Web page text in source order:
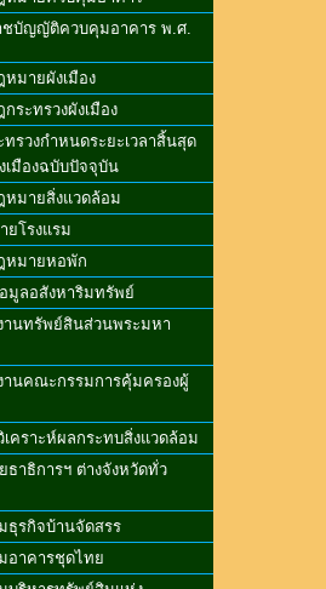
ชบัญญัติควบคุมอาคาร พ.ศ.
หมายผังเมือง
ระทรวงผังเมือง
ทรวงกำหนดระยะเวลาสิ้นสุด
เมืองฉบับปัจจุบัน
หมายสิ่งแวดล้อม
ยโรงแรม
หมายหอพัก
มูลอสังหาริมทรัพย์
านทรัพย์สินส่วนพระมหา
านคณะกรรมการคุ้มครองผู้
เคราะห์ผลกระทบสิ่งแวดล้อม
ธาธิการฯ ต่างจังหวัดทั่ว
ธุรกิจบ้านจัดสรร
อาคารชุดไทย